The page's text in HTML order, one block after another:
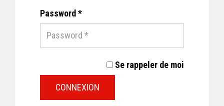
Password *
Se rappeler de moi
CONNEXION